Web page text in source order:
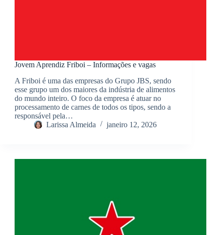
Jovem Aprendiz Friboi – Informações e vagas
A Friboi é uma das empresas do Grupo JBS, sendo
esse grupo um dos maiores da indústria de alimentos
do mundo inteiro. O foco da empresa é atuar no
processamento de carnes de todos os tipos, sendo a
responsável pela…
Larissa Almeida
janeiro 12, 2026